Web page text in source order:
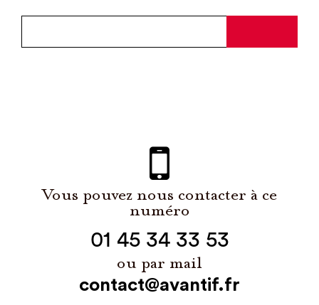
Vous pouvez nous contacter à ce
numéro
01 45 34 33 53
ou par mail
contact@avantif.fr